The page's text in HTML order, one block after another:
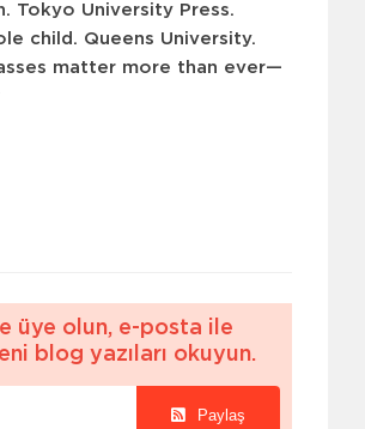
Tokyo University Press.
child. Queens University.
matter more than ever—
üye olun, e-posta ile
blog yazıları okuyun.
Paylaş